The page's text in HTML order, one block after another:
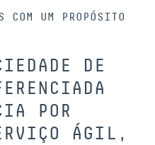
COM UM PROPÓSITO
DE
POR
ÁGIL,